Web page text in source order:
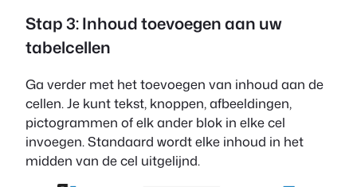
Stap 3: Inhoud toevoegen aan uw
tabelcellen
Ga verder met het toevoegen van inhoud aan de
cellen. Je kunt tekst, knoppen, afbeeldingen,
pictogrammen of elk ander blok in elke cel
invoegen. Standaard wordt elke inhoud in het
midden van de cel uitgelijnd.